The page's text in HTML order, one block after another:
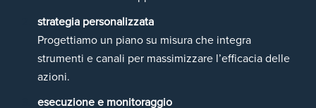
strategia personalizzata
Progettiamo un piano su misura che integra
strumenti e canali per massimizzare l’efficacia delle
azioni.
esecuzione e monitoraggio